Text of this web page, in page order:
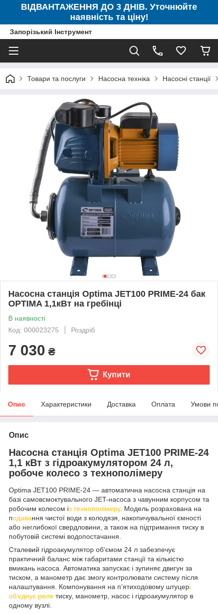
ВІДВАНТАЖЕННЯ ДО 3 ДНІВ. Уточнюйте
наявність та ціну!
Запорізький Інструмент
Товари та послуги Насосна техніка Насосні станції
Насосна станція Optima JET100 PRIME-24 бак
OPTIMA 1,1кВт на гребінці
В наявності
Код: 000023275
Роздріб
7 030 ₴
Купити
Опис Характеристики Доставка Оплата Умови
Опис
Насосна станція Optima JET100 PRIME-24
1,1 кВт з гідроакумулятором 24 л,
робоче колесо з технополімеру
Optima JET100 PRIME-24 — автоматична насосна станція на
базі самовсмоктувального JET-насоса з чавунним корпусом та
робочим колесом із технополімеру. Модель розрахована на
подавання чистої води з колодязя, накопичувальної ємності
або неглибокої свердловини, а також на підтримання тиску в
побутовій системі водопостачання.
Сталевий гідроакумулятор об’ємом 24 л забезпечує
практичний баланс між габаритами станції та кількістю
вмикань насоса. Автоматика запускає і зупиняє двигун за
тиском, а манометр дає змогу контролювати систему після
налаштування. Компонування на п’ятиходовому штуцері
об’єднує реле тиску, манометр, насос і гідроакумулятор в
одному вузлі.